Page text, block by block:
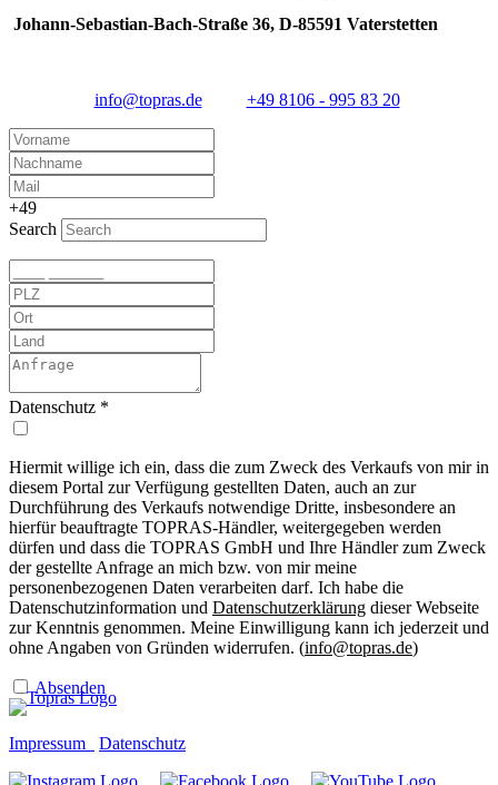
Johann-Sebastian-Bach-Straße 36, D-85591 Vaterstetten
info@topras.de +49 8106 - 995 83 20
+49
Search
Datenschutz *
Hiermit willige ich ein, dass die zum Zweck des Verkaufs von mir in
diesem Portal zur Verfügung gestellten Daten, auch an zur
Durchführung des Verkaufs notwendige Dritte, insbesondere an
hierfür beauftragte TOPRAS-Händler, weitergegeben werden
dürfen und dass die TOPRAS GmbH und Ihre Händler zum Zweck
der gestellte Anfrage an mich bzw. von mir meine
personenbezogenen Daten verarbeiten darf. Ich habe die
Datenschutzinformation und Datenschutzerklärung dieser Webseite
zur Kenntnis genommen. Meine Einwilligung kann ich jederzeit und
ohne Angaben von Gründen widerrufen. (info@topras.de)
Absenden
Impressum Datenschutz